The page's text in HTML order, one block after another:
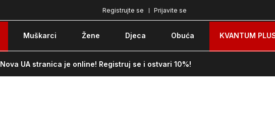
Pozovite nas na: 051/490-130 Besplatna dostava za sve
Prijavite se
Registrujte se
Muškarci Žene Djeca Obuća KVANTUM
Nova UA stranica je online! Registruj se i ostvari 10%!